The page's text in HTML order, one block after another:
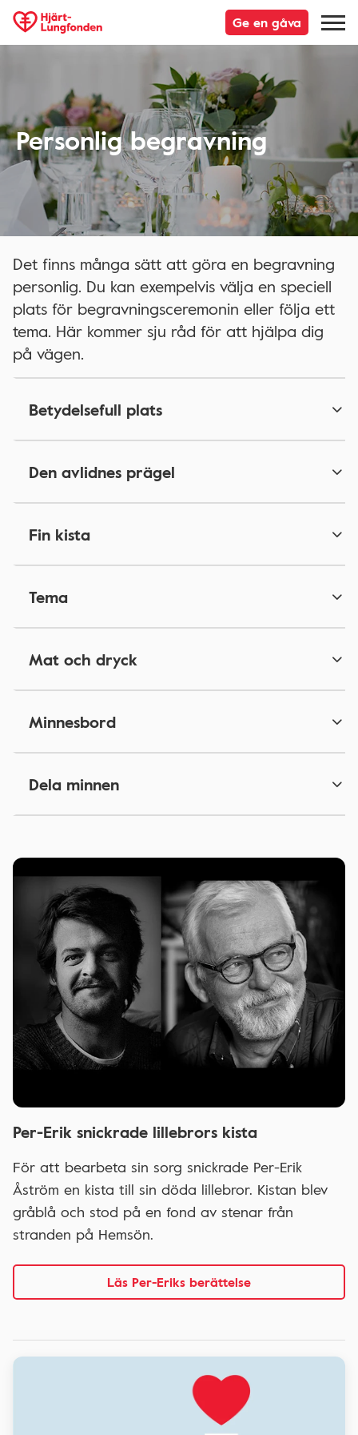
Ge en gåva
Personlig begravning
Det finns många sätt att göra en begravning
personlig. Du kan exempelvis välja en speciell
plats för begravningsceremonin eller följa ett
tema. Här kommer sju råd för att hjälpa dig
på vägen.
Betydelsefull plats
Den avlidnes prägel
Fin kista
Tema
Mat och dryck
Minnesbord
Dela minnen
Per-Erik snickrade lillebrors kista
För att bearbeta sin sorg snickrade Per-Erik
Åström en kista till sin döda lillebror. Kistan blev
gråblå och stod på en fond av stenar från
stranden på Hemsön.
Läs Per-Eriks berättelse